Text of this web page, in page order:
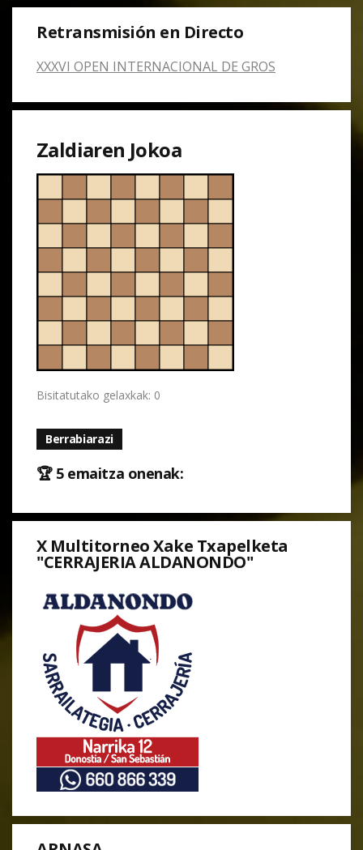
Retransmisión en Directo
XXXVI OPEN INTERNACIONAL DE GROS
Zaldiaren Jokoa
Bisitatutako gelaxkak: 0
Berrabiarazi
🏆 5 emaitza onenak:
X Multitorneo Xake Txapelketa
"CERRAJERIA ALDANONDO"